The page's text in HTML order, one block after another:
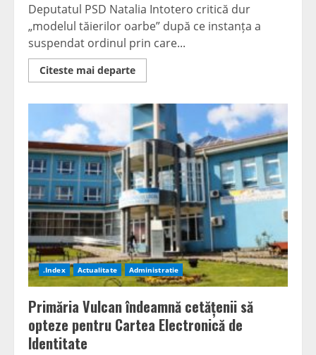
Deputatul PSD Natalia Intotero critică dur
„modelul tăierilor oarbe” după ce instanța a
suspendat ordinul prin care...
Citeste mai departeRead
more
Intotero
salută
decizia
Tribunalului
Covasna:
„Diferența
dintre
reformă
și
improvizație.
Instanțele
repară
abuzurile
făcute
din
încăpățânare”
.Index Actualitate Administratie
Primăria Vulcan îndeamnă cetățenii să
opteze pentru Cartea Electronică de
Identitate